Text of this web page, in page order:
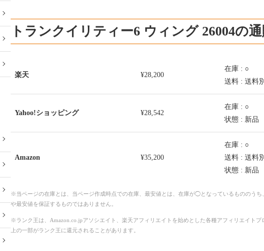
トランクイリティー6 ウィング 26004の
楽天 ¥28,200
在庫 : ○
送料 : 送料別
Yahoo!ショッピング ¥28,542
在庫 : ○
状態 : 新品
Amazon ¥35,200
在庫 : ○
送料 : 送料別
状態 : 新品
※当ページの在庫とは、当ページ作成時点での在庫、最安値とは、在庫が◯となっているもののう
や最安値を保証するものではありません。
※ランク王は、Amazon.co.jpアソシエイト、楽天アフィリエイトを始めとした各種アフィリエイト
上の一部がランク王に還元されることがあります。